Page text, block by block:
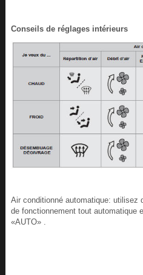
Conseils de réglages intérieurs
Air conditionné automatique: utilisez
de fonctionnement tout automatique
«AUTO» .